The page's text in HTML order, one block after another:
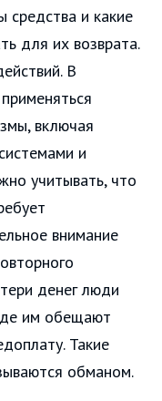
средства и какие
для их возврата.
В
включая
и
учитывать, что
внимание
денег люди
им обещают
Такие
обманом.